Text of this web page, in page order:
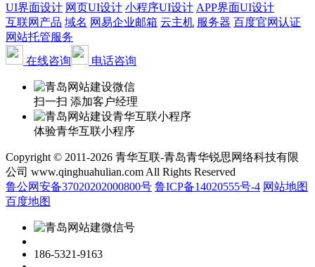
UI界面设计 网页UI设计 小程序UI设计 APP界面UI设计
互联网产品 域名 网易企业邮箱 云主机 服务器 百度官网认证
网站托管服务
在线咨询
电话咨询
扫一扫 添加客户经理
体验青华互联小程序
Copyright © 2011-2026 青华互联-青岛青华锐思网络科技有限
公司 www.qinghuahulian.com All Rights Reserved
鲁公网安备37020202000800号 鲁ICP备14020555号-4 网站地图
百度地图
186-5321-9163